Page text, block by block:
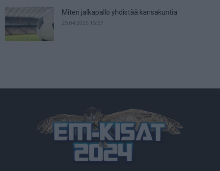
Miten jalkapallo yhdistää kansakuntia
25.04.2025 15:57